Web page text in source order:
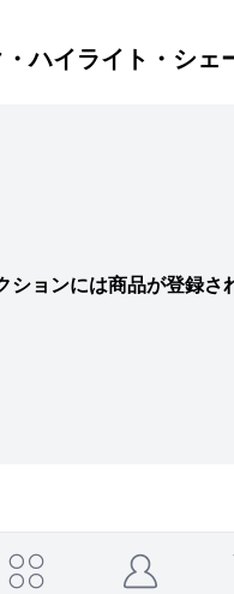
ハイライト・シェ
ションには商品が登録さ